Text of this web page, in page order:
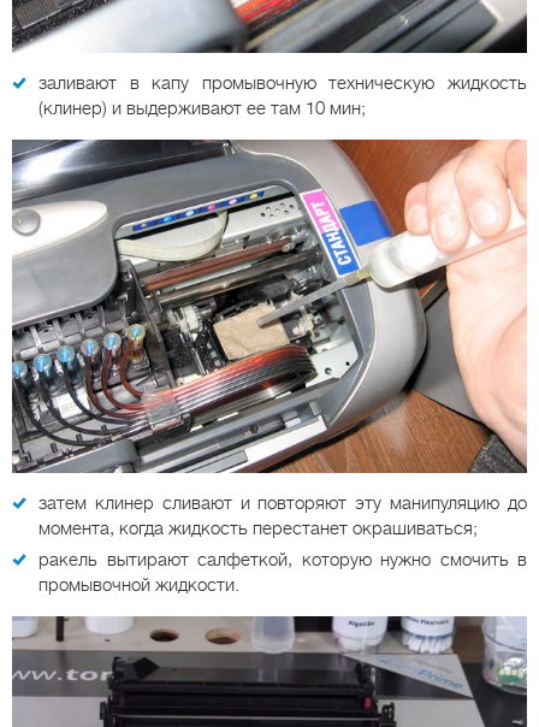
заливают в капу промывочную техническую жидкость
(клинер) и выдерживают ее там 10 мин;
затем клинер сливают и повторяют эту манипуляцию до
момента, когда жидкость перестанет окрашиваться;
ракель вытирают салфеткой, которую нужно смочить в
промывочной жидкости.